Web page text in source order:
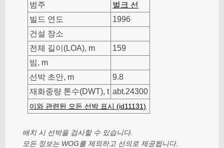
범주
벌크 선
빌드 연도
1996
건설 장소
전체 길이(LOA), m
159
빔, m
선박 초안, m
9.8
재화중량 톤수(DWT), t abt.24300
이와 관련된 모든 선박 표시 (id11131)
배치 시 선박을 검사할 수 있습니다.
모든 정보는 WOG를 제외하고 선의로 제공됩니다.